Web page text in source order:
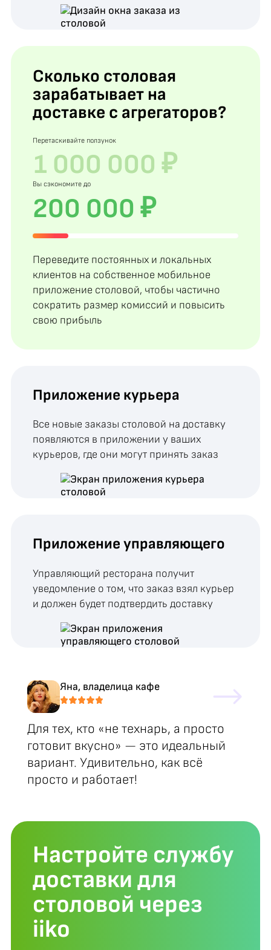
Сколько столовая
зарабатывает на
доставке с агрегаторов?
Перетаскивайте ползунок
Вы сэкономите до
200 000 ₽
Переведите постоянных и локальных
клиентов на собственное мобильное
приложение столовой, чтобы частично
сократить размер комиссий и повысить
свою прибыль
Приложение курьера
Все новые заказы столовой на доставку
появляются в приложении у ваших
курьеров, где они могут принять заказ
Приложение управляющего
Управляющий ресторана получит
уведомление о том, что заказ взял курьер
и должен будет подтвердить доставку
Яна, владелица кафе
Для тех, кто «не технарь, а просто
готовит вкусно» — это идеальный
вариант. Удивительно, как всё
просто и работает!
Настройте службу
доставки для
столовой через
iiko